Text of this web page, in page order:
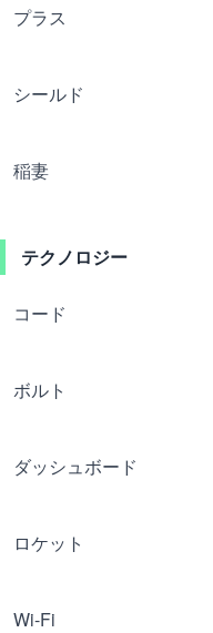
プラス
シールド
稲妻
テクノロジー
コード
ボルト
ダッシュボード
ロケット
Wi-Fi